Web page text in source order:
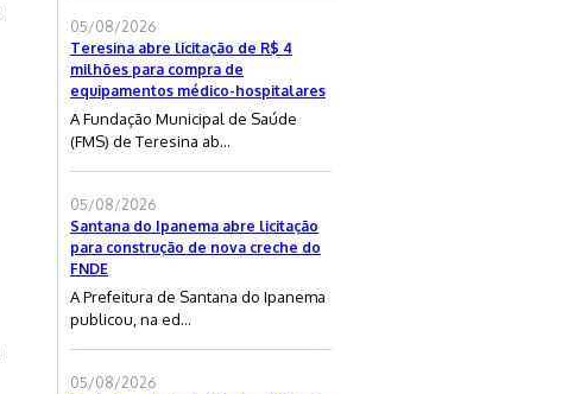
05/08/2026
Teresina abre licitação de R$ 4
milhões para compra de
equipamentos médico-hospitalares
A Fundação Municipal de Saúde
(FMS) de Teresina ab...
05/08/2026
Santana do Ipanema abre licitação
para construção de nova creche do
FNDE
A Prefeitura de Santana do Ipanema
publicou, na ed...
05/08/2026